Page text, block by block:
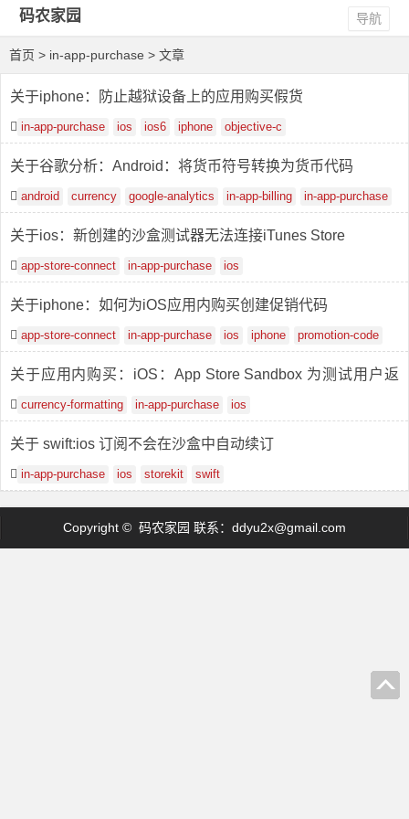
码农家园 导航
首页 > in-app-purchase > 文章
关于iphone：防止越狱设备上的应用购买假货
in-app-purchase ios ios6 iphone objective-c
关于谷歌分析：Android：将货币符号转换为货币代码
android currency google-analytics in-app-billing in-app-purchase
关于ios：新创建的沙盒测试器无法连接iTunes Store
app-store-connect in-app-purchase ios
关于iphone：如何为iOS应用内购买创建促销代码
app-store-connect in-app-purchase ios iphone promotion-code
关于应用内购买：iOS：App Store Sandbox 为测试用户返
回错误的货币
currency-formatting in-app-purchase ios
关于 swift:ios 订阅不会在沙盒中自动续订
in-app-purchase ios storekit swift
Copyright © 码农家园 联系： ddyu2x@gmail.com